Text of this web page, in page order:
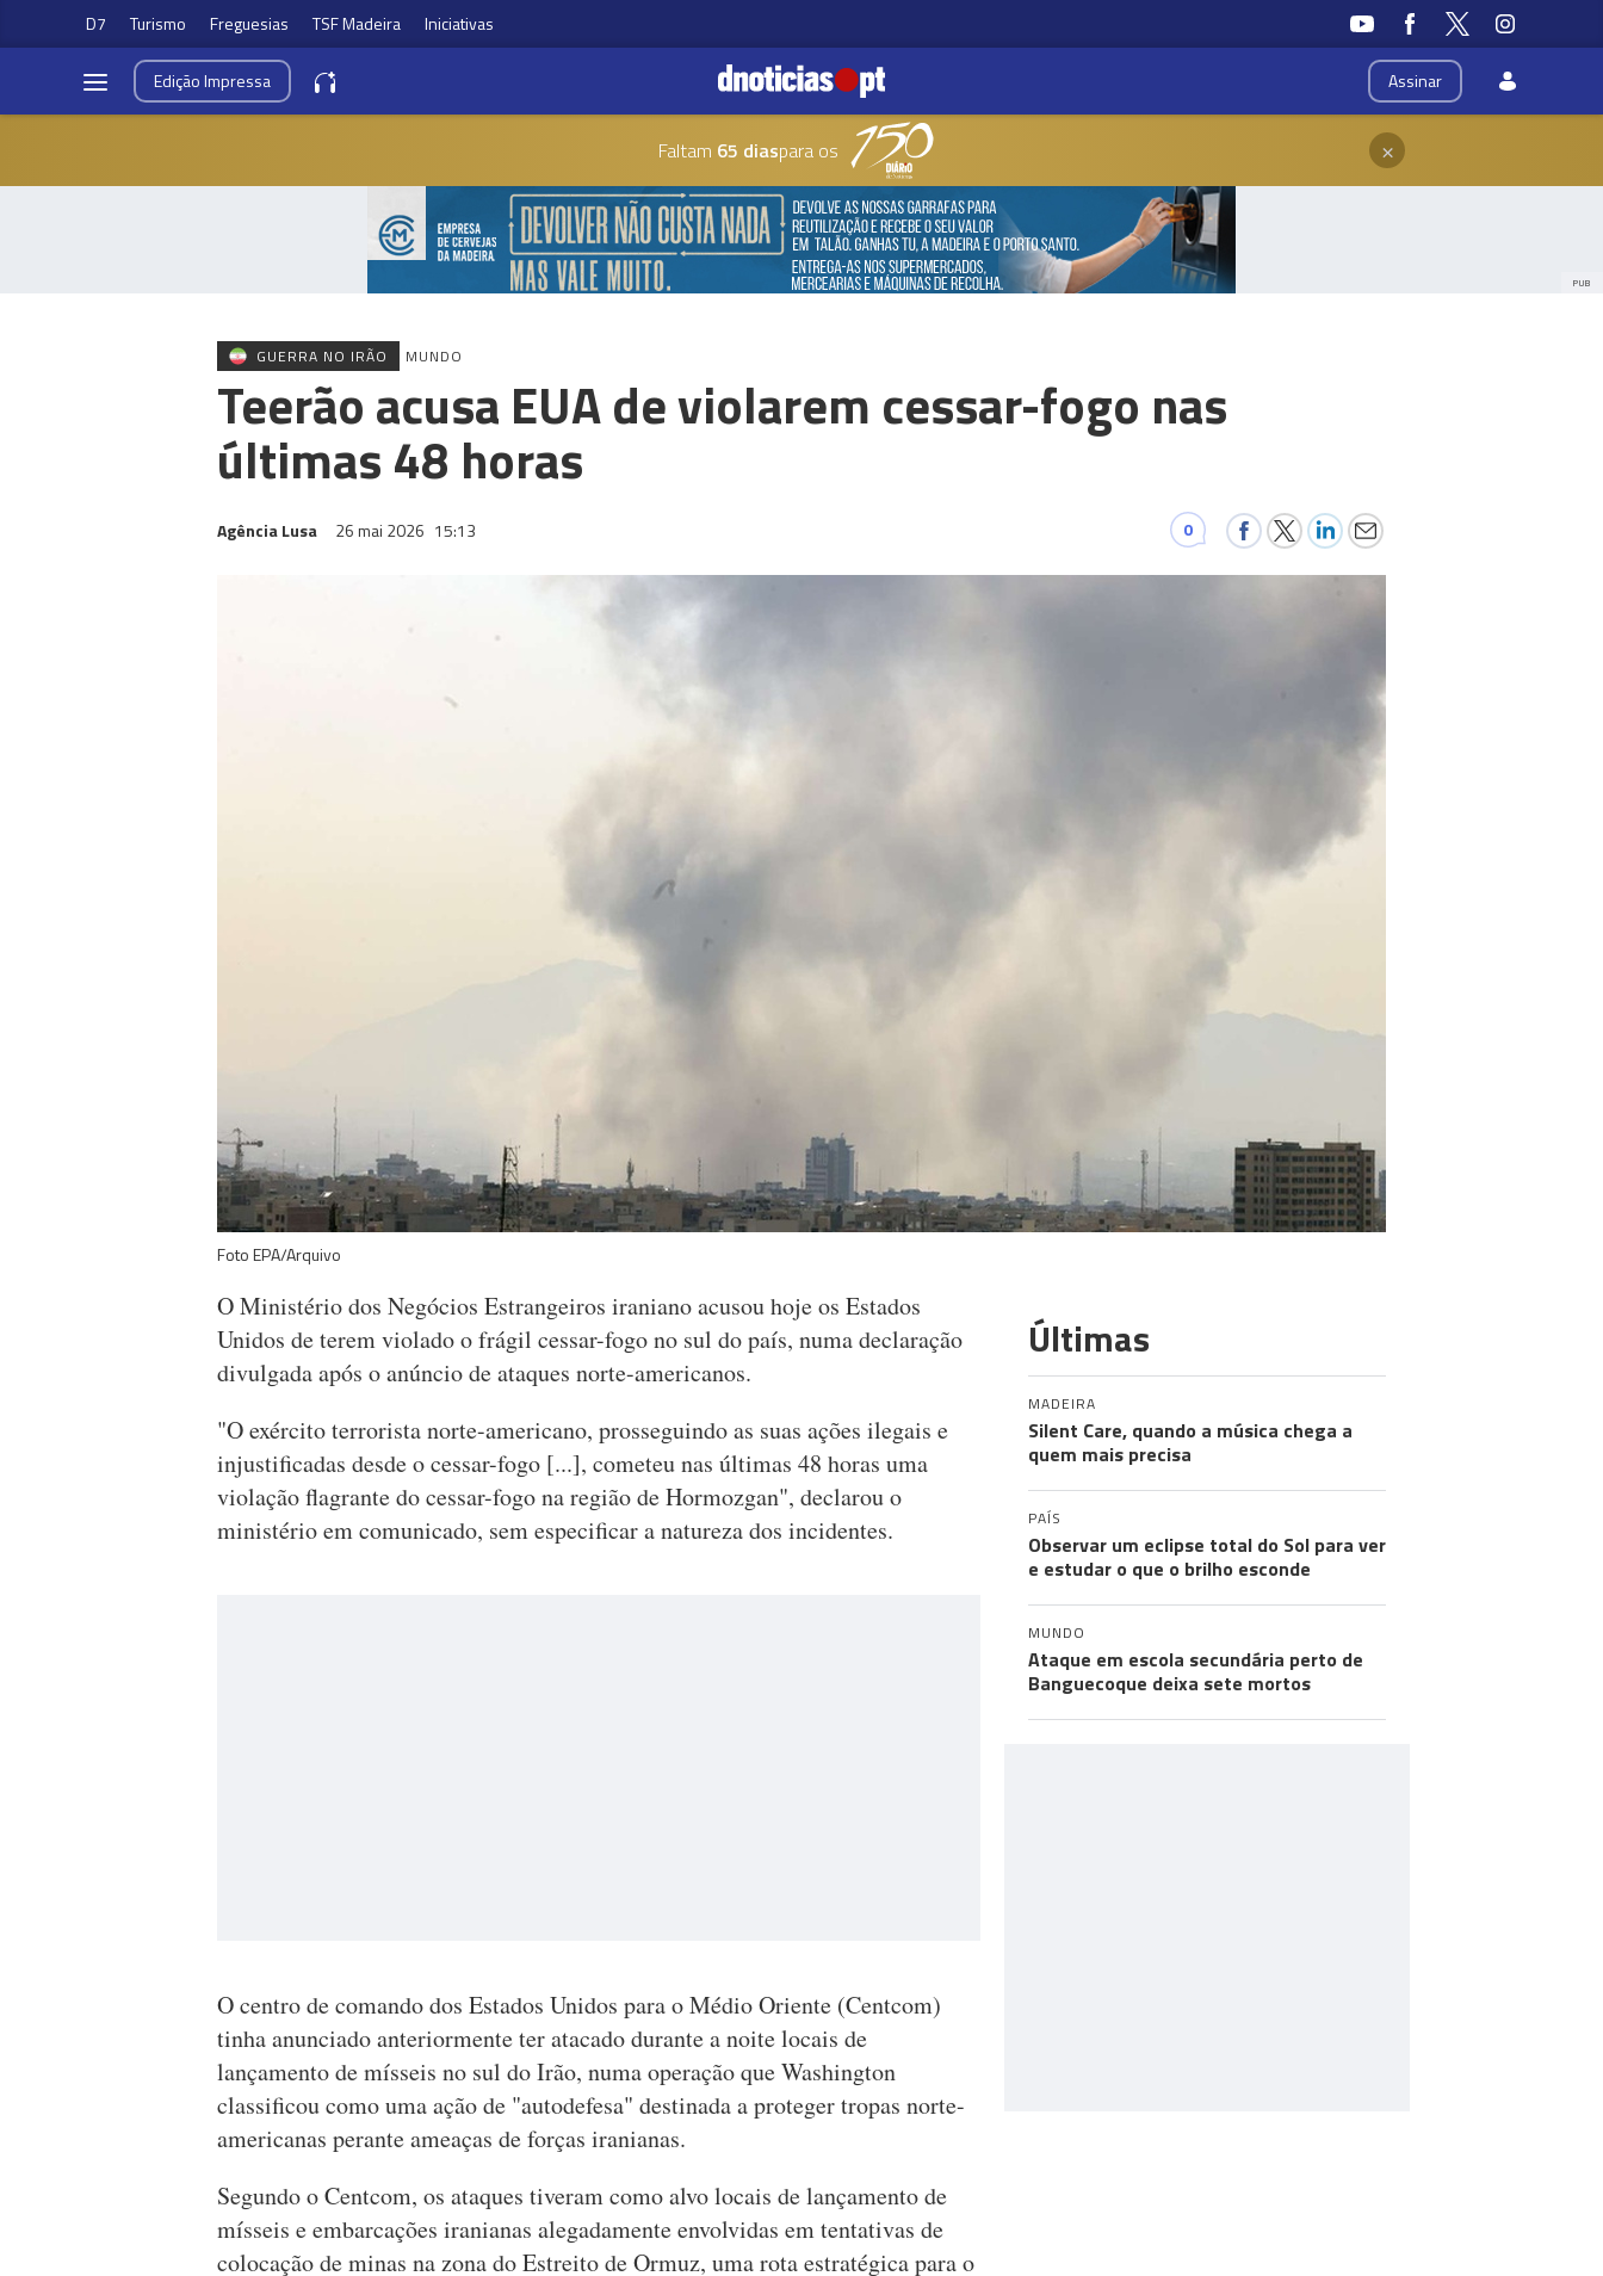
D7 Turismo Freguesias TSF Madeira Iniciativas
Assinar
EdiçãoImpressa
Faltam 65 diaspara os ×
PUB
GUERRA NO IRÃO MUNDO
Teerão acusa EUA de violarem cessar-fogo nas
últimas 48 horas
Agência Lusa 26 mai 2026 15:13 0
Foto EPA/Arquivo
O Ministério dos Negócios Estrangeiros iraniano acusou hoje os Estados
Unidos de terem violado o frágil cessar-fogo no sul do país, numa declaração
divulgada após o anúncio de ataques norte-americanos.
"O exército terrorista norte-americano, prosseguindo as suas ações ilegais e
injustificadas desde o cessar-fogo [...], cometeu nas últimas 48 horas uma
violação flagrante do cessar-fogo na região de Hormozgan", declarou o
ministério em comunicado, sem especificar a natureza dos incidentes.
O centro de comando dos Estados Unidos para o Médio Oriente (Centcom)
tinha anunciado anteriormente ter atacado durante a noite locais de
lançamento de mísseis no sul do Irão, numa operação que Washington
classificou como uma ação de "autodefesa" destinada a proteger tropas norte-
americanas perante ameaças de forças iranianas.
Segundo o Centcom, os ataques tiveram como alvo locais de lançamento de
mísseis e embarcações iranianas alegadamente envolvidas em tentativas de
colocação de minas na zona do Estreito de Ormuz, uma rota estratégica para o
Últimas
MADEIRA
Silent Care, quando a música chega a
quem mais precisa
PAÍS
Observar um eclipse total do Sol para ver
e estudar o que o brilho esconde
MUNDO
Ataque em escola secundária perto de
Banguecoque deixa sete mortos